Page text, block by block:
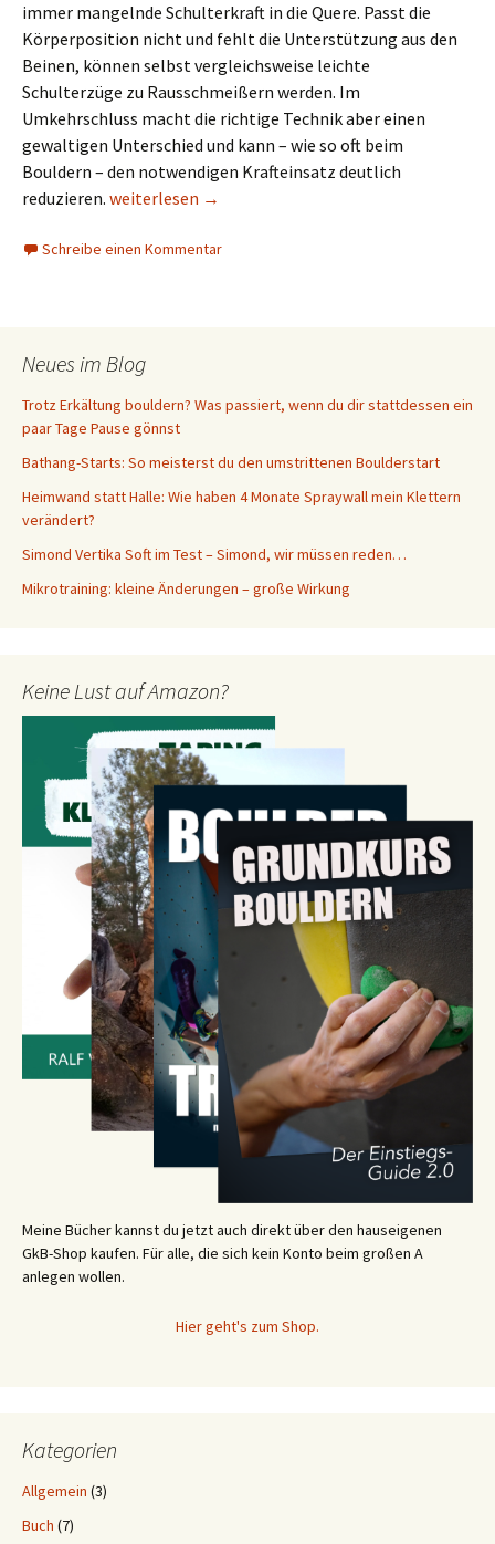
immer mangelnde Schulterkraft in die Quere. Passt die
Körperposition nicht und fehlt die Unterstützung aus den
Beinen, können selbst vergleichsweise leichte
Schulterzüge zu Rausschmeißern werden. Im
Umkehrschluss macht die richtige Technik aber einen
gewaltigen Unterschied und kann – wie so oft beim
Bouldern – den notwendigen Krafteinsatz deutlich
reduzieren. Schulterzüge: Wie bessere Technik dich auch
weiterlesen →
Schreibe einen Kommentar
Neues im Blog
Trotz Erkältung bouldern? Was passiert, wenn du dir stattdessen ein
paar Tage Pause gönnst
Bathang-Starts: So meisterst du den umstrittenen Boulderstart
Heimwand statt Halle: Wie haben 4 Monate Spraywall mein Klettern
verändert?
Simond Vertika Soft im Test – Simond, wir müssen reden…
Mikrotraining: kleine Änderungen – große Wirkung
Keine Lust auf Amazon?
Meine Bücher kannst du jetzt auch direkt über den hauseigenen
GkB-Shop kaufen. Für alle, die sich kein Konto beim großen A
anlegen wollen.
Hier geht's zum Shop.
Kategorien
Allgemein (3)
Buch (7)